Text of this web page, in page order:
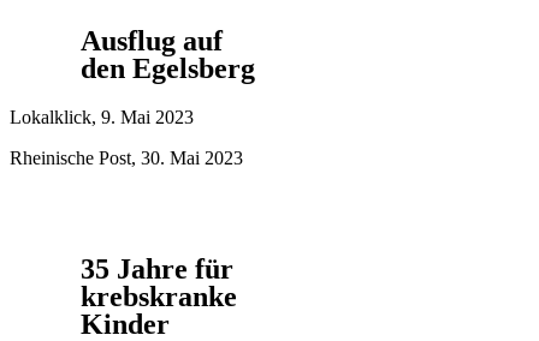
Ausflug auf
den Egelsberg
Lokalklick, 9. Mai 2023
Rheinische Post, 30. Mai 2023
35 Jahre für
krebskranke
Kinder